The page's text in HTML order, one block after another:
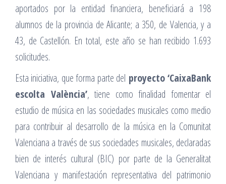
aportados por la entidad financiera, beneficiará a 198
alumnos de la provincia de Alicante; a 350, de Valencia, y a
43, de Castellón. En total, este año se han recibido 1.693
solicitudes.
Esta iniciativa, que forma parte del proyecto ‘CaixaBank
escolta València’, tiene como finalidad fomentar el
estudio de música en las sociedades musicales como medio
para contribuir al desarrollo de la música en la Comunitat
Valenciana a través de sus sociedades musicales, declaradas
bien de interés cultural (BIC) por parte de la Generalitat
Valenciana y manifestación representativa del patrimonio